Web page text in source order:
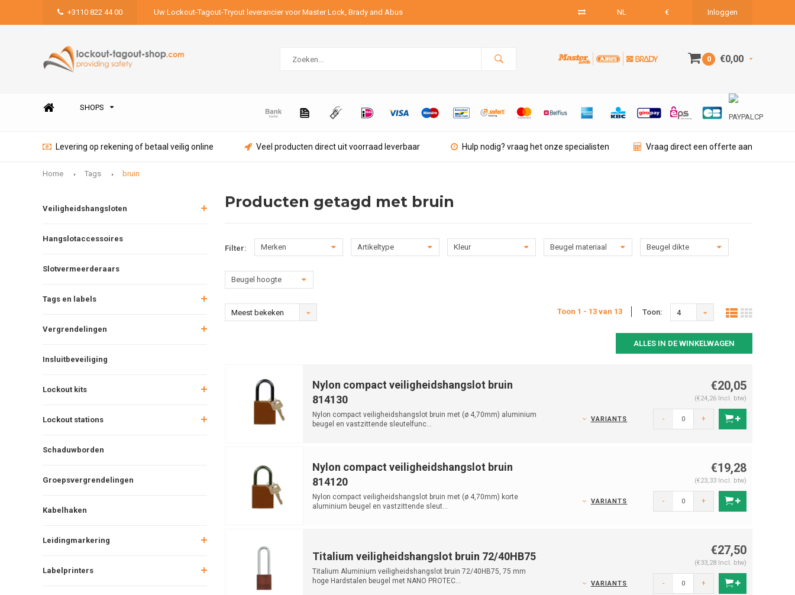
+3110 822 44 00 Uw Lockout-Tagout-Tryout leverancier voor Master Lock, Brady and Abus NL € Inloggen
0 €0,00
SHOPS
Levering op rekening of betaal veilig online Veel producten direct uit voorraad leverbaar Hulp nodig? vraag het onze specialisten Vraag direct een offerte aan
Home Tags bruin
Veiligheidshangsloten
Hangslotaccessoires
Slotvermeerderaars
Tags en labels
Vergrendelingen
Insluitbeveiliging
Lockout kits
Lockout stations
Schaduwborden
Groepsvergrendelingen
Kabelhaken
Leidingmarkering
Labelprinters
Producten getagd met bruin
Filter: Merken Artikeltype Kleur Beugel materiaal Beugel dikte
Beugel hoogte
Meest bekeken Toon 1 - 13 van 13 Toon: 4
ALLES IN DE WINKELWAGEN
Nylon compact veiligheidshangslot bruin
814130
Nylon compact veiligheidshangslot bruin met (ø 4,70mm) aluminium
beugel en vastzittende sleutelfunc...
€20,05
(€24,26 Incl. btw)
VARIANTS - +
Nylon compact veiligheidshangslot bruin
814120
Nylon compact veiligheidshangslot bruin met (ø 4,70mm) korte
aluminium beugel en vastzittende sleut...
€19,28
(€23,33 Incl. btw)
VARIANTS - +
Titalium veiligheidshangslot bruin 72/40HB75
Titalium Aluminium veiligheidshangslot bruin 72/40HB75, 75 mm
hoge Hardstalen beugel met NANO PROTEC...
€27,50
(€33,28 Incl. btw)
VARIANTS - +